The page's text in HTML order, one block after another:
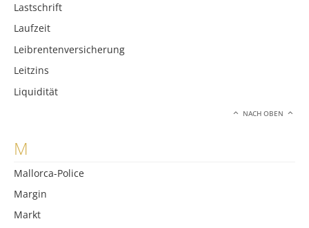
Lastschrift
Laufzeit
Leibrentenversicherung
Leitzins
Liquidität
NACH OBEN
M
Mallorca-Police
Margin
Markt